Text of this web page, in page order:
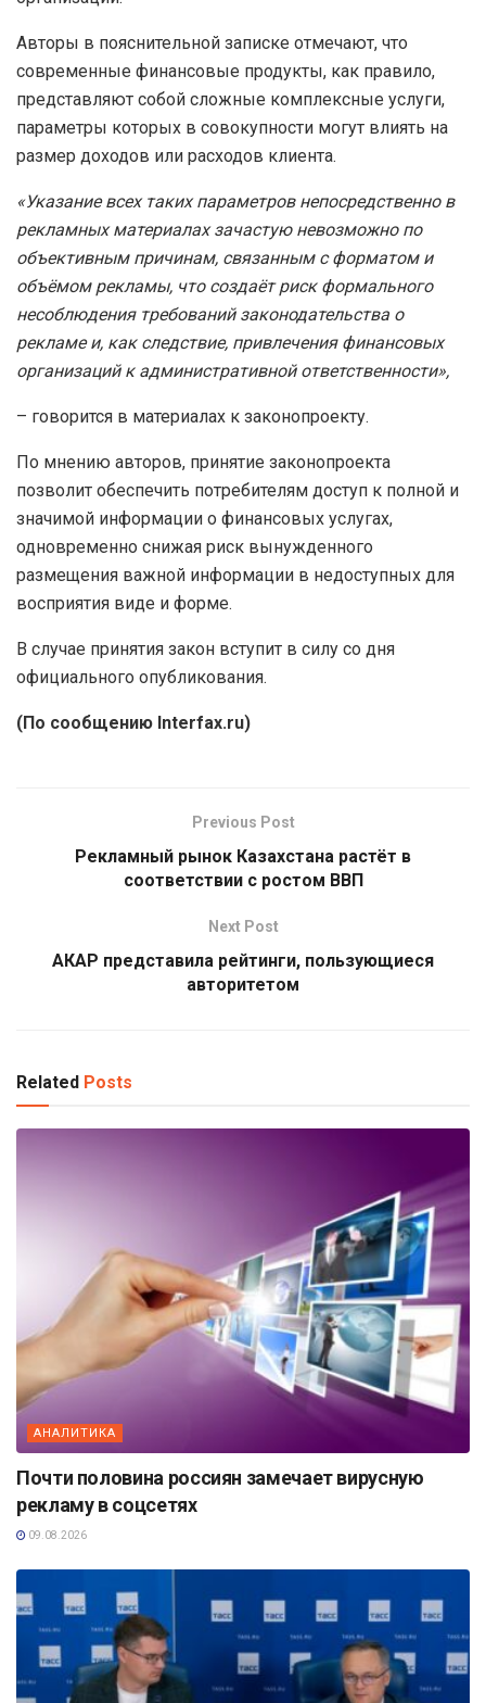
Авторы в пояснительной записке отмечают, что
современные финансовые продукты, как правило,
представляют собой сложные комплексные услуги,
параметры которых в совокупности могут влиять на
размер доходов или расходов клиента.
«Указание всех таких параметров непосредственно в
рекламных материалах зачастую невозможно по
объективным причинам, связанным с форматом и
объёмом рекламы, что создаёт риск формального
несоблюдения требований законодательства о
рекламе и, как следствие, привлечения финансовых
организаций к административной ответственности»,
– говорится в материалах к законопроекту.
По мнению авторов, принятие законопроекта
позволит обеспечить потребителям доступ к полной и
значимой информации о финансовых услугах,
одновременно снижая риск вынужденного
размещения важной информации в недоступных для
восприятия виде и форме.
В случае принятия закон вступит в силу со дня
официального опубликования.
(По сообщению Interfax.ru)
Previous Post
Рекламный рынок Казахстана растёт в
соответствии с ростом ВВП
Next Post
АКАР представила рейтинги, пользующиеся
авторитетом
Related Posts
АНАЛИТИКА
Почти половина россиян замечает вирусную
рекламу в соцсетях
09.08.2026